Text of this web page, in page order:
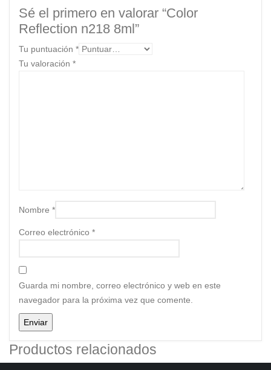
Sé el primero en valorar “Color
Reflection n218 8ml”
Tu puntuación *
Tu valoración *
Nombre *
Correo electrónico *
Guarda mi nombre, correo electrónico y web en este
navegador para la próxima vez que comente.
Productos relacionados